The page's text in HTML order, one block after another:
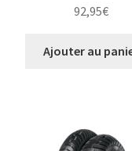
92,95€
Ajouter au